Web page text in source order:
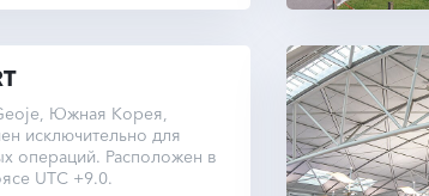
Южная Корея,
исключительно для
операций. Расположен в
UTC +9.0.